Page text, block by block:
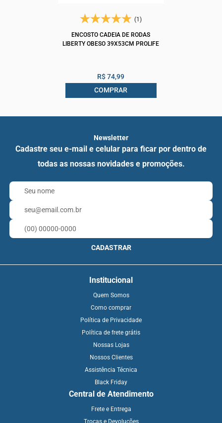
(1)
ENCOSTO CADEIA DE RODAS
LIBERTY OBESO 39X53CM PROLIFE
R$ 74,99
COMPRAR
Newsletter
Cadastre seu e-mail e celular para ficar por dentro de
todas as nossas novidades e promoções.
CADASTRAR
Institucional
Quem Somos
Como comprar
Política de Privacidade
Política de frete grátis
Nossas Lojas
Nossos Clientes
Assistência Técnica
Black Friday
Central de Atendimento
Frete e Entrega
Trocas e Devoluções